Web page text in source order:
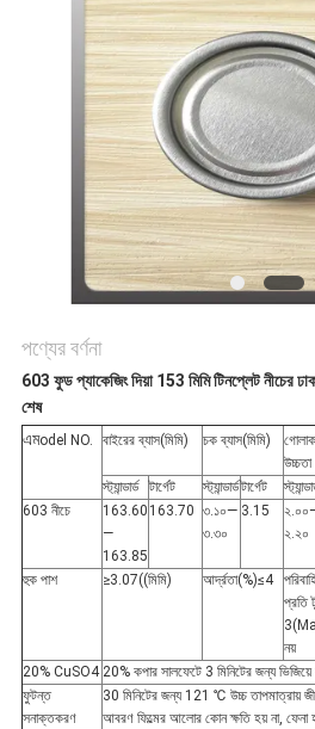
আবেদন
গোপনীয়তা
নীতি
পণ্যের বর্ণনা
603 ফুড প্যাকেজিং দিয়া 153 মিমি টিনপ্লেট নীচের
শেষ
এমodel NO. বাইরের ব্যাস(মিমি) চক ব্যাস(মিমি)
উচ্চতা
স্ট্যান্ডার্ড
টার্গেট স্ট্যান্ডার্ডটার্গেট
603 নীচে
163.60
—
163.85
163.70 ৩.১০—
৩.৩০
3.15
২.২০
হুক পাশ ≥3.07((মিমি) আর্দ্রতা(%)≤4
প্রতি
নয়
20% CuSO4 20% কপার সালফেটে 3 মিনিটের জন্য ভিজিয়ে
ফুটন্ত
সনাক্তকরণ
30 মিনিটের জন্য 121 ℃ উচ্চ তাপমাত্রায়
আবরণ ফিল্মের আলোর কোন ক্ষতি হয় না, ফেনা